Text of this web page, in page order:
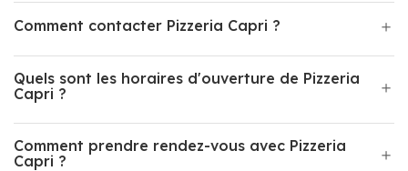
Comment contacter Pizzeria Capri ?
Quels sont les horaires d'ouverture de Pizzeria
Capri ?
Comment prendre rendez-vous avec Pizzeria
Capri ?